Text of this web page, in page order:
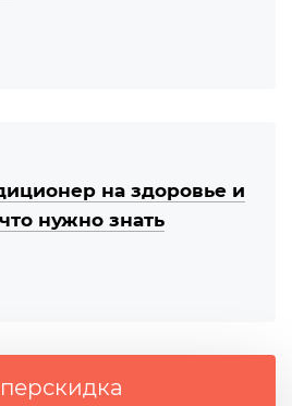
на здоровье и
нужно знать